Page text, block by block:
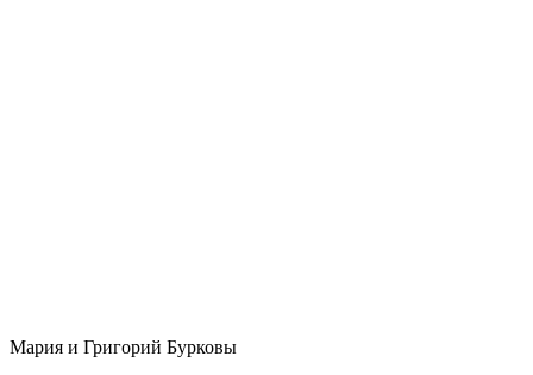
Мария и Григорий Бурковы